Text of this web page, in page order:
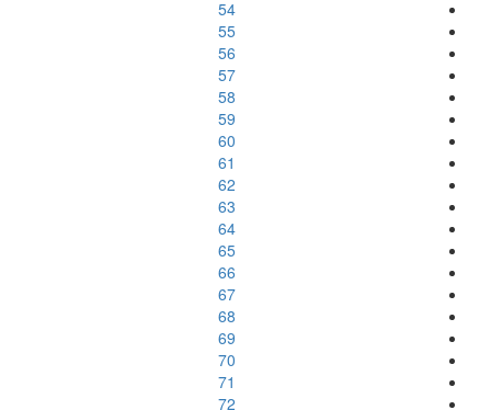
54
55
56
57
58
59
60
61
62
63
64
65
66
67
68
69
70
71
72